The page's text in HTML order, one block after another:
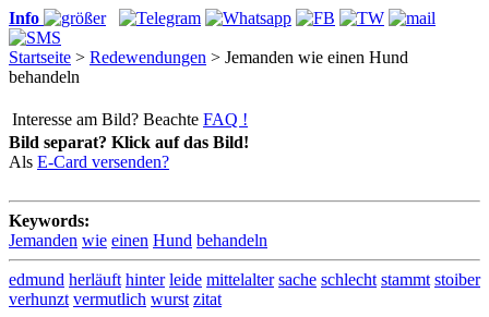
Info
Startseite > Redewendungen > Jemanden wie einen Hund
behandeln
Interesse am Bild? Beachte FAQ !
Bild separat? Klick auf das Bild!
Als E-Card versenden?
Keywords:
Jemanden wie einen Hund behandeln
edmund herläuft hinter leide mittelalter sache schlecht stammt stoiber
verhunzt vermutlich wurst zitat